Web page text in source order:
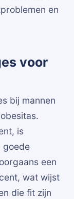
en
voor
bij mannen
is
goede
een
wat wijst
die fit zijn